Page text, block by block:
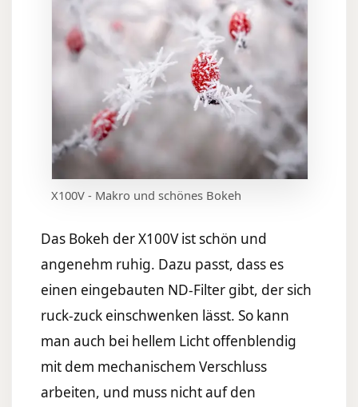
X100V - Makro und schönes Bokeh
Das Bokeh der X100V ist schön und
angenehm ruhig. Dazu passt, dass es
einen eingebauten ND-Filter gibt, der sich
ruck-zuck einschwenken lässt. So kann
man auch bei hellem Licht offenblendig
mit dem mechanischem Verschluss
arbeiten, und muss nicht auf den